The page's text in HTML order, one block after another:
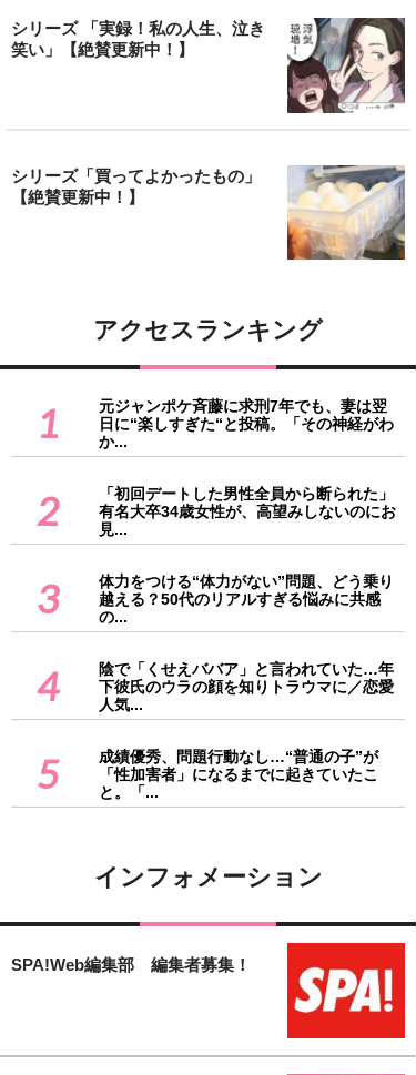
シリーズ 「実録！私の人生、泣き
笑い」【絶賛更新中！】
シリーズ「買ってよかったもの」
【絶賛更新中！】
アクセスランキング
1
元ジャンポケ斉藤に求刑7年でも、妻は翌
日に“楽しすぎた“と投稿。「その神経がわ
か...
2
「初回デートした男性全員から断られた」
有名大卒34歳女性が、高望みしないのにお
見...
3
体力をつける“体力がない”問題、どう乗り
越える？50代のリアルすぎる悩みに共感
の...
4
陰で「くせえババア」と言われていた…年
下彼氏のウラの顔を知りトラウマに／恋愛
人気...
5
成績優秀、問題行動なし…“普通の子”が
「性加害者」になるまでに起きていたこ
と。「...
インフォメーション
SPA!Web編集部 編集者募集！